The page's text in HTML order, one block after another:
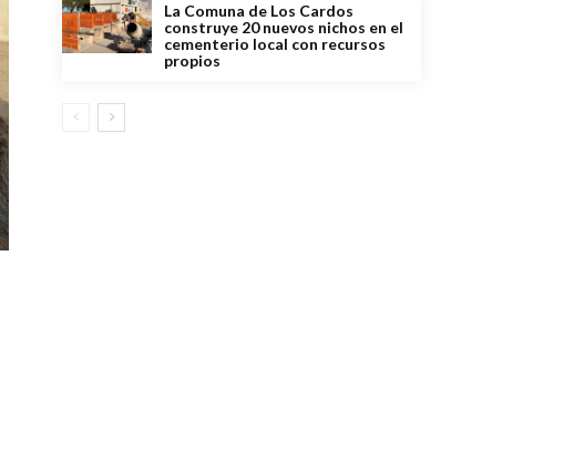
La Comuna de Los Cardos
construye 20 nuevos nichos en el
cementerio local con recursos
propios